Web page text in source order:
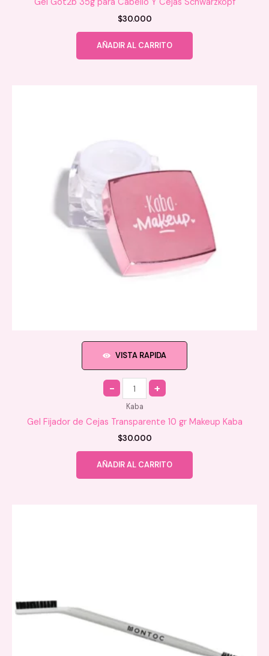
Gel Got2b 35g para Cabello Y Cejas Schwarzkopf
$30.000
AÑADIR AL CARRITO
VISTA RAPIDA
Quantity
Kaba
Gel Fijador de Cejas Transparente 10 gr Makeup Kaba
$30.000
AÑADIR AL CARRITO